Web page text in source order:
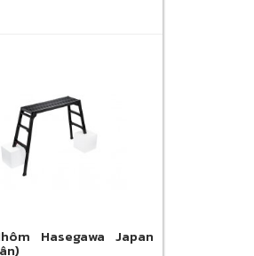
Hasegawa Japan